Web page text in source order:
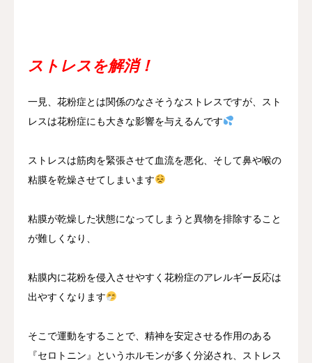
ストレスを解消！
一見、花粉症とは関係のなさそうなストレスですが、スト
レスは花粉症にも大きな影響を与えるんです
ストレスは筋肉を緊張させて血流を悪化、そして鼻や喉の
粘膜を乾燥させてしまいます
粘膜が乾燥した状態になってしまうと異物を排除すること
が難しくなり、
粘膜内に花粉を侵入させやすく花粉症のアレルギー反応は
出やすくなります
そこで運動をすることで、精神を安定させる作用のある
『セロトニン』というホルモンが多く分泌され、ストレス